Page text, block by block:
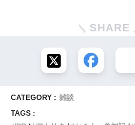
SHARE
CATEGORY : 雑談
TAGS :